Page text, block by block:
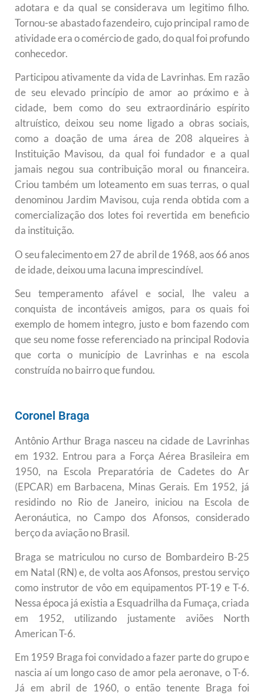
adotara e da qual se considerava um legitimo filho.
Tornou-se abastado fazendeiro, cujo principal ramo de
atividade era o comércio de gado, do qual foi profundo
conhecedor.
Participou ativamente da vida de Lavrinhas. Em razão
de seu elevado princípio de amor ao próximo e à
cidade, bem como do seu extraordinário espírito
altruístico, deixou seu nome ligado a obras sociais,
como a doação de uma área de 208 alqueires à
Instituição Mavisou, da qual foi fundador e a qual
jamais negou sua contribuição moral ou financeira.
Criou também um loteamento em suas terras, o qual
denominou Jardim Mavisou, cuja renda obtida com a
comercialização dos lotes foi revertida em beneficio
da instituição.
O seu falecimento em 27 de abril de 1968, aos 66 anos
de idade, deixou uma lacuna imprescindível.
Seu temperamento afável e social, lhe valeu a
conquista de incontáveis amigos, para os quais foi
exemplo de homem integro, justo e bom fazendo com
que seu nome fosse referenciado na principal Rodovia
que corta o município de Lavrinhas e na escola
construída no bairro que fundou.
Coronel Braga
Antônio Arthur Braga nasceu na cidade de Lavrinhas
em 1932. Entrou para a Força Aérea Brasileira em
1950, na Escola Preparatória de Cadetes do Ar
(EPCAR) em Barbacena, Minas Gerais. Em 1952, já
residindo no Rio de Janeiro, iniciou na Escola de
Aeronáutica, no Campo dos Afonsos, considerado
berço da aviação no Brasil.
Braga se matriculou no curso de Bombardeiro B-25
em Natal (RN) e, de volta aos Afonsos, prestou serviço
como instrutor de vôo em equipamentos PT-19 e T-6.
Nessa época já existia a Esquadrilha da Fumaça, criada
em 1952, utilizando justamente aviões North
American T-6.
Em 1959 Braga foi convidado a fazer parte do grupo e
nascia aí um longo caso de amor pela aeronave, o T-6.
Já em abril de 1960, o então tenente Braga foi